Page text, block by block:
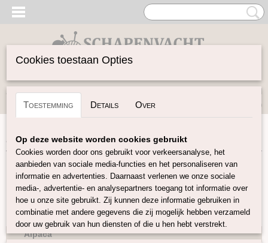
Inloggen Registreren
(0)
Home>Garen>Soort Garen>Alpaca
Garen
Soort Garen
Alpaca
Cookies toestaan Opties
Toestemming Details Over
Op deze website worden cookies gebruikt
Cookies worden door ons gebruikt voor verkeersanalyse, het
aanbieden van sociale media-functies en het personaliseren van
informatie en advertenties. Daarnaast verlenen we onze sociale
media-, advertentie- en analysepartners toegang tot informatie over
hoe u onze site gebruikt. Zij kunnen deze informatie gebruiken in
combinatie met andere gegevens die zij mogelijk hebben verzameld
door uw gebruik van hun diensten of die u hen hebt verstrekt.